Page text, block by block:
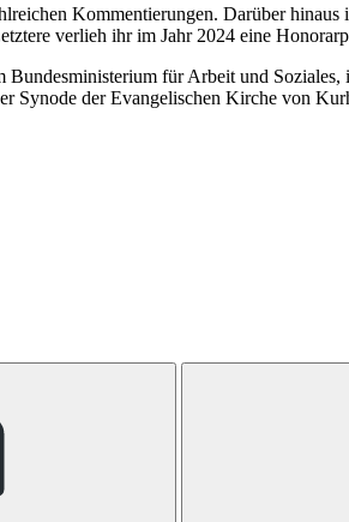
Kommentierungen. Darüber
verlieh ihr im Jahr 2024 eine
für Arbeit und Soziales,
Synode der Evangelischen Kirche von